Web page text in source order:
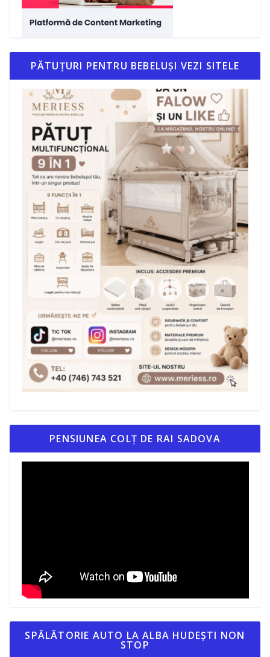
PĂTUȚURI PENTRU BEBELUȘI VEZI SITELE
PENSIUNEA COLȚ DE RAI SADOVA
SPĂLĂTORIE AUTO LA ALBA HUDEȘTI NON
STOP